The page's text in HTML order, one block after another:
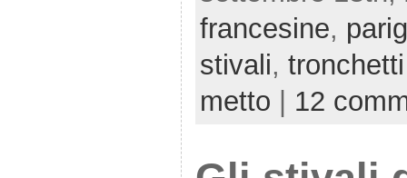
francesine,
stivali, tronchetti
metto
12